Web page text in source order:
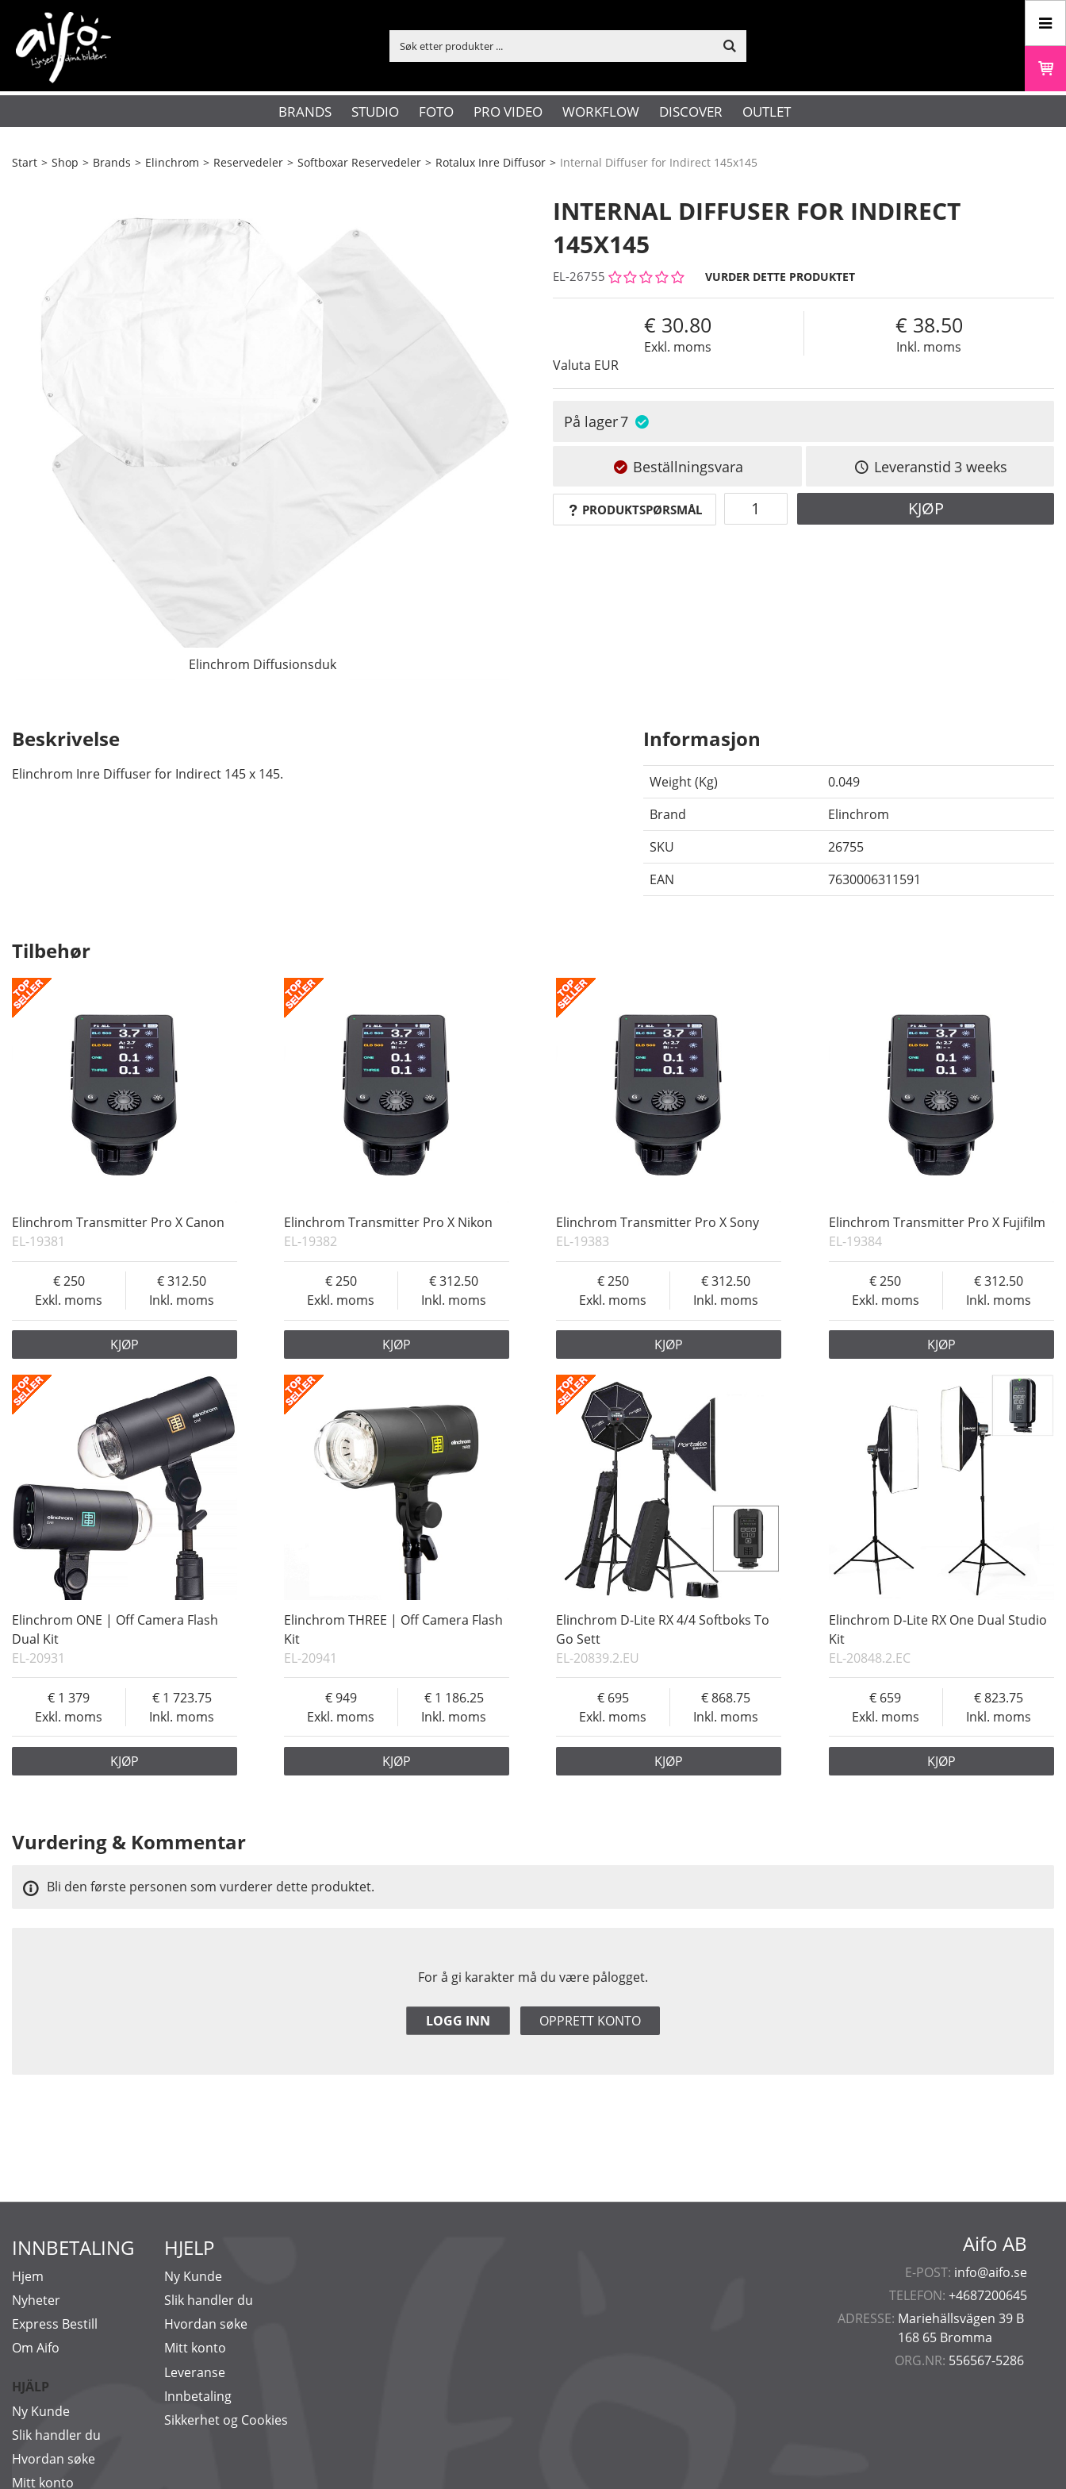
BRANDS STUDIO FOTO PRO VIDEO WORKFLOW DISCOVER OUTLET
Start > Shop > Brands > Elinchrom > Reservedeler > Softboxar Reservedeler > Rotalux Inre Diffusor > Internal Diffuser for Indirect 145x145
Elinchrom Diffusionsduk
INTERNAL DIFFUSER FOR INDIRECT
145X145
EL-26755 VURDER DETTE PRODUKTET
Exkl. moms
30.80
Inkl. moms
38.50
Valuta EUR
På lager7
Beställningsvara Leveranstid 3 weeks
PRODUKTSPØRSMÅL KJØP
Beskrivelse
Elinchrom Inre Diffuser for Indirect 145 x 145.
Informasjon
Weight (Kg)
0.049
Brand
Elinchrom
SKU
26755
EAN
7630006311591
Tilbehør
Elinchrom Transmitter Pro X Canon
EL-19381
Exkl. moms
250
Inkl. moms
312.50
KJØP
Elinchrom Transmitter Pro X Nikon
EL-19382
Exkl. moms
250
Inkl. moms
312.50
KJØP
Elinchrom Transmitter Pro X Sony
EL-19383
Exkl. moms
250
Inkl. moms
312.50
KJØP
Elinchrom Transmitter Pro X Fujifilm
EL-19384
Exkl. moms
250
Inkl. moms
312.50
KJØP
Elinchrom ONE | Off Camera Flash
Dual Kit
EL-20931
Exkl. moms
1 379
Inkl. moms
1 723.75
KJØP
Elinchrom THREE | Off Camera Flash
Kit
EL-20941
Exkl. moms
949
Inkl. moms
1 186.25
KJØP
Elinchrom D-Lite RX 4/4 Softboks To
Go Sett
EL-20839.2.EU
Exkl. moms
695
Inkl. moms
868.75
KJØP
Elinchrom D-Lite RX One Dual Studio
Kit
EL-20848.2.EC
Exkl. moms
659
Inkl. moms
823.75
KJØP
Vurdering & Kommentar
For å gi karakter må du være pålogget.
LOGG INN OPPRETT KONTO
Bli den første personen som vurderer dette produktet.
Aifo AB
E-POST: info@aifo.se
TELEFON: +4687200645
ADRESSE: Mariehällsvägen 39 B
168 65 Bromma
ORG.NR: 556567-5286
INNBETALING
Hjem
Nyheter
Express Bestill
Om Aifo
HJÄLP
Ny Kunde
Slik handler du
Hvordan søke
Mitt konto
HJELP
Ny Kunde
Slik handler du
Hvordan søke
Mitt konto
Leveranse
Innbetaling
Sikkerhet og Cookies